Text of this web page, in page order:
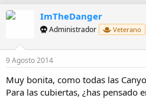
ImTheDanger
Administrador Veterano
9 Agosto 2014
Muy bonita, como todas las
Para las cubiertas, ¿has pensado